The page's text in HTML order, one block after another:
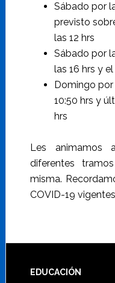
Sábado por
previsto
las 12 hrs
Sábado por
las 16 hrs y
Domingo por
10:50 hrs y
hrs
Les
diferentes
misma.
COVID-19
Footer
EDUCACIÓN